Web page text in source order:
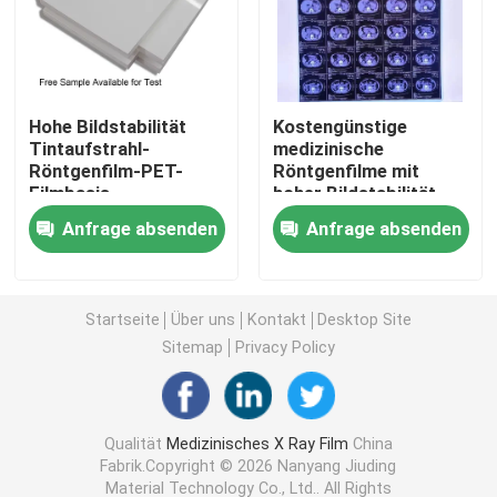
Laser X Ray Film
Medizinischer trockener Film
Strahlnfilm des HAUSTIERES X
Wärmeübertragungs-Film
medizinischer thermischer Film
Hohe Bildstabilität
Tintaufstrahl-
Röntgenfilm-PET-
Filmbasis
angemessene Kosten
für medizinische
Bildgebung und
Anfrage absenden
Kostengünstige
medizinische
Röntgenfilme mit
hoher Bildstabilität,
die klare und präzise
medizinische
Diagnosebilder liefern
Anfrage absenden
Startseite Über uns Kontakt
Desktop Site
Sitemap
Privacy Policy
Qualität Medizinisches X Ray Film China
Fabrik.Copyright © 2026 Nanyang Jiuding
Material Technology Co., Ltd.. All Rights